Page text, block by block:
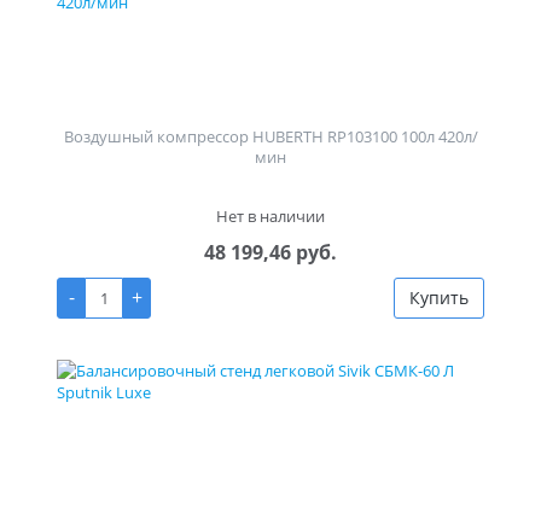
Воздушный компрессор HUBERTH RP103100 100л 420л/
мин
Нет в наличии
48 199,46 руб.
-
+ Купить